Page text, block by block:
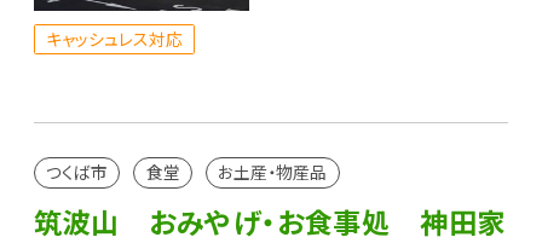
キャッシュレス対応
つくば市 食堂 お土産・物産品
筑波山 おみやげ・お食事処 神田家